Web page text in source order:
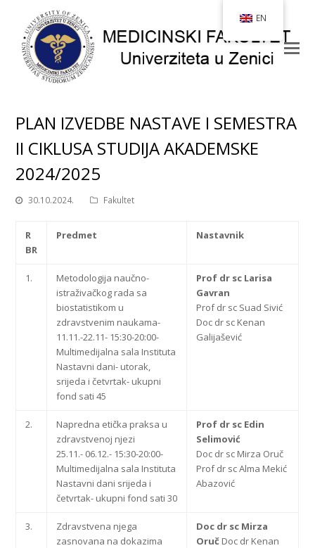
PLAN IZVEDBE NASTAVE I SEMESTRA
II CIKLUSA STUDIJA AKADEMSKE
2024/2025
30.10.2024. Fakultet
R
BR
Predmet Nastavnik
1.
Metodologija naučno-
istraživačkog rada sa
biostatistikom u
zdravstvenim naukama-
11.11.-22.11- 15:30-20:00-
Multimedijalna sala Instituta
Nastavni dani- utorak,
srijeda i četvrtak- ukupni
fond sati 45
Prof dr sc Larisa
Gavran
Prof dr sc Suad Sivić
Doc dr sc Kenan
Galijašević
2.
Napredna etička praksa u
zdravstvenoj njezi
25.11.- 06.12.- 15:30-20:00-
Multimedijalna sala Instituta
Nastavni dani srijeda i
četvrtak- ukupni fond sati 30
Prof dr sc Edin
Selimović
Doc dr sc Mirza Oruč
Prof dr sc Alma Mekić
Abazović
3.
Zdravstvena njega
zasnovana na dokazima
Doc dr sc Mirza
Oruč Doc dr Kenan
EN